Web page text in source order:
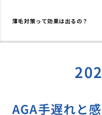
薄毛対策って効果は出るの？
AGA手遅れと